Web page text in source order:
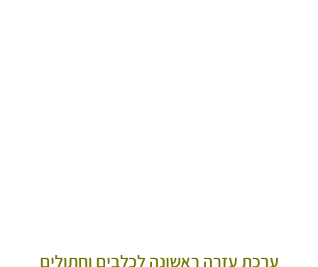
ערכת עזרה ראשונה לכלבים וחתולים